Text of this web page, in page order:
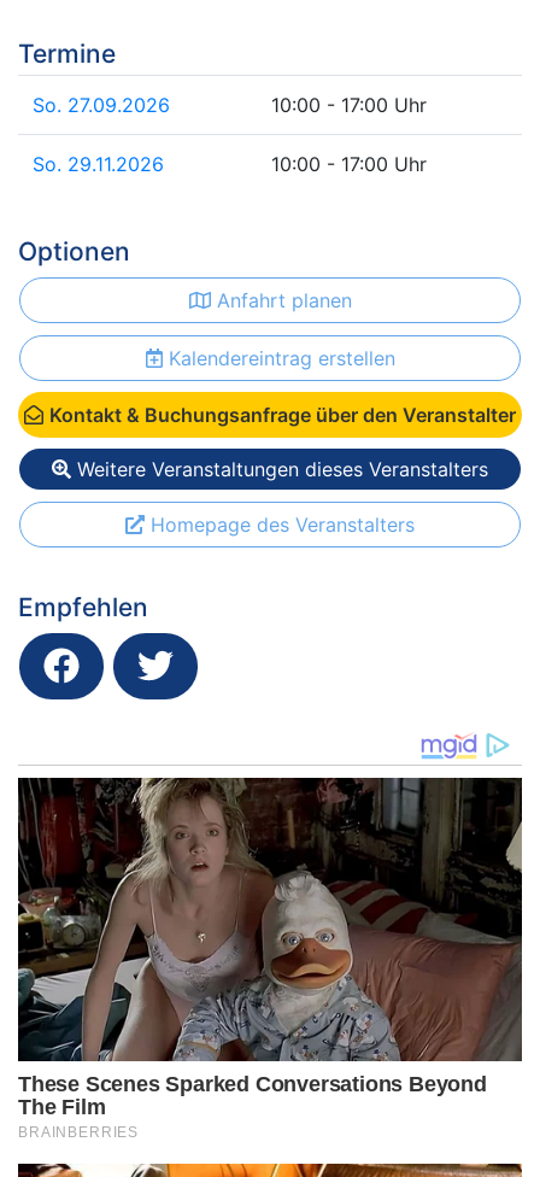
Termine
So. 27.09.2026 10:00 - 17:00 Uhr
So. 29.11.2026 10:00 - 17:00 Uhr
Optionen
Anfahrt planen
Kalendereintrag erstellen
Kontakt & Buchungsanfrage über den Veranstalter
Weitere Veranstaltungen dieses Veranstalters
Homepage des Veranstalters
Empfehlen